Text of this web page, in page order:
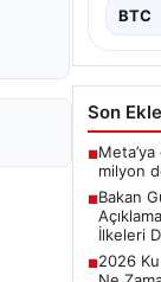
BTC
Son
■
milyon
■Bakan
İlkeleri
■2026